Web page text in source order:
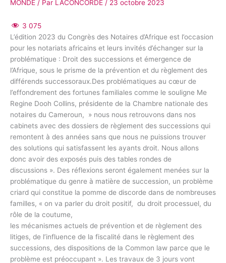
MONDE / Par LACONCORDE / 23 octobre 2023
3 075
L’édition 2023 du Congrès des Notaires d’Afrique est l’occasion
pour les notariats africains et leurs invités d’échanger sur la
problématique : Droit des successions et émergence de
l’Afrique, sous le prisme de la prévention et du règlement des
différends successoraux.Des problématiques au cœur de
l’effondrement des fortunes familiales comme le souligne Me
Regine Dooh Collins, présidente de la Chambre nationale des
notaires du Cameroun, » nous nous retrouvons dans nos
cabinets avec des dossiers de règlement des successions qui
remontent à des années sans que nous ne puissions trouver
des solutions qui satisfassent les ayants droit. Nous allons
donc avoir des exposés puis des tables rondes de
discussions ». Des réflexions seront également menées sur la
problématique du genre à matière de succession, un problème
criard qui constitue la pomme de discorde dans de nombreuses
familles, « on va parler du droit positif, du droit processuel, du
rôle de la coutume,
les mécanismes actuels de prévention et de règlement des
litiges, de l’influence de la fiscalité dans le règlement des
successions, des dispositions de la Common law parce que le
problème est préoccupant ». Les travaux de 3 jours vont